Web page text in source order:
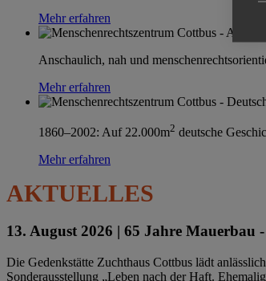
Mehr erfahren
Anschaulich, nah und
Mehr erfahren
1860–2002: Auf 22.000m2 deutsche
Mehr erfahren
AKTUELLES
13. August 2026 | 65 Jahre Mauerbau
Die Gedenkstätte Zuchthaus Cottbus lädt
Sonderausstellung „Leben nach der Haft.